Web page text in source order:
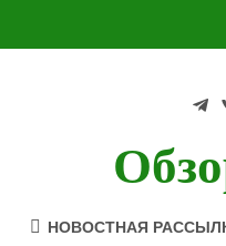
НОВОСТНАЯ